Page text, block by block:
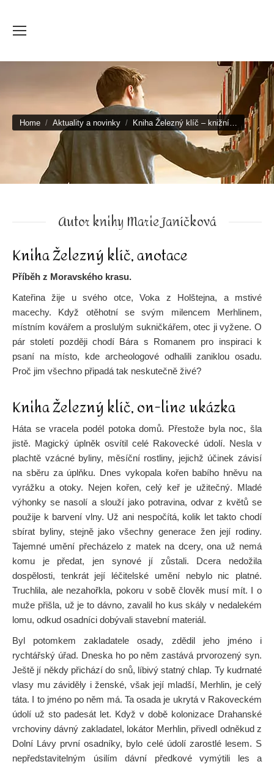
You are here:
Home Aktuality a novinky Kniha Železný klíč – knižní…
Autor knihy Marie Janíčková
Kniha Železný klíč, anotace
Příběh z Moravského krasu.
Kateřina žije u svého otce, Voka z Holštejna, a mstivé
macechy. Když otěhotní se svým milencem Merhlinem,
místním kovářem a proslulým sukničkářem, otec ji vyžene. O
pár století později chodí Bára s Romanem pro inspiraci k
psaní na místo, kde archeologové odhalili zaniklou osadu.
Proč jim všechno připadá tak neskutečně živé?
Kniha Železný klíč, on-line ukázka
Háta se vracela podél potoka domů. Přestože byla noc, šla
jistě. Magický úplněk osvítil celé Rakovecké údolí. Nesla v
plachtě vzácné byliny, měsíční rostliny, jejichž účinek závisí
na sběru za úplňku. Dnes vykopala kořen babího hněvu na
vyrážku a otoky. Nejen kořen, celý keř je užitečný. Mladé
výhonky se nasolí a slouží jako potravina, odvar z květů se
použije k barvení vlny. Už ani nespočítá, kolik let takto chodí
sbírat byliny, stejně jako všechny generace žen její rodiny.
Tajemné umění přecházelo z matek na dcery, ona už nemá
komu je předat, jen synové jí zůstali. Dcera nedožila
dospělosti, tenkrát její léčitelské umění nebylo nic platné.
Truchlila, ale nezahořkla, pokoru v sobě člověk musí mít. I o
muže přišla, už je to dávno, zavalil ho kus skály v nedalekém
lomu, odkud osadníci dobývali stavební materiál.
Byl potomkem zakladatele osady, zdědil jeho jméno i
rychtářský úřad. Dneska ho po něm zastává prvorozený syn.
Ještě jí někdy přichází do snů, líbivý statný chlap. Ty kudrnaté
vlasy mu záviděly i ženské, však její mladší, Merhlin, je celý
táta. I to jméno po něm má. Ta osada je ukrytá v Rakoveckém
údolí už sto padesát let. Když v době kolonizace Drahanské
vrchoviny dávný zakladatel, lokátor Merhlin, přivedl odněkud z
Dolní Lávy první osadníky, bylo celé údolí zarostlé lesem. S
nepředstavitelným úsilím dávní předkové vymýtili les a